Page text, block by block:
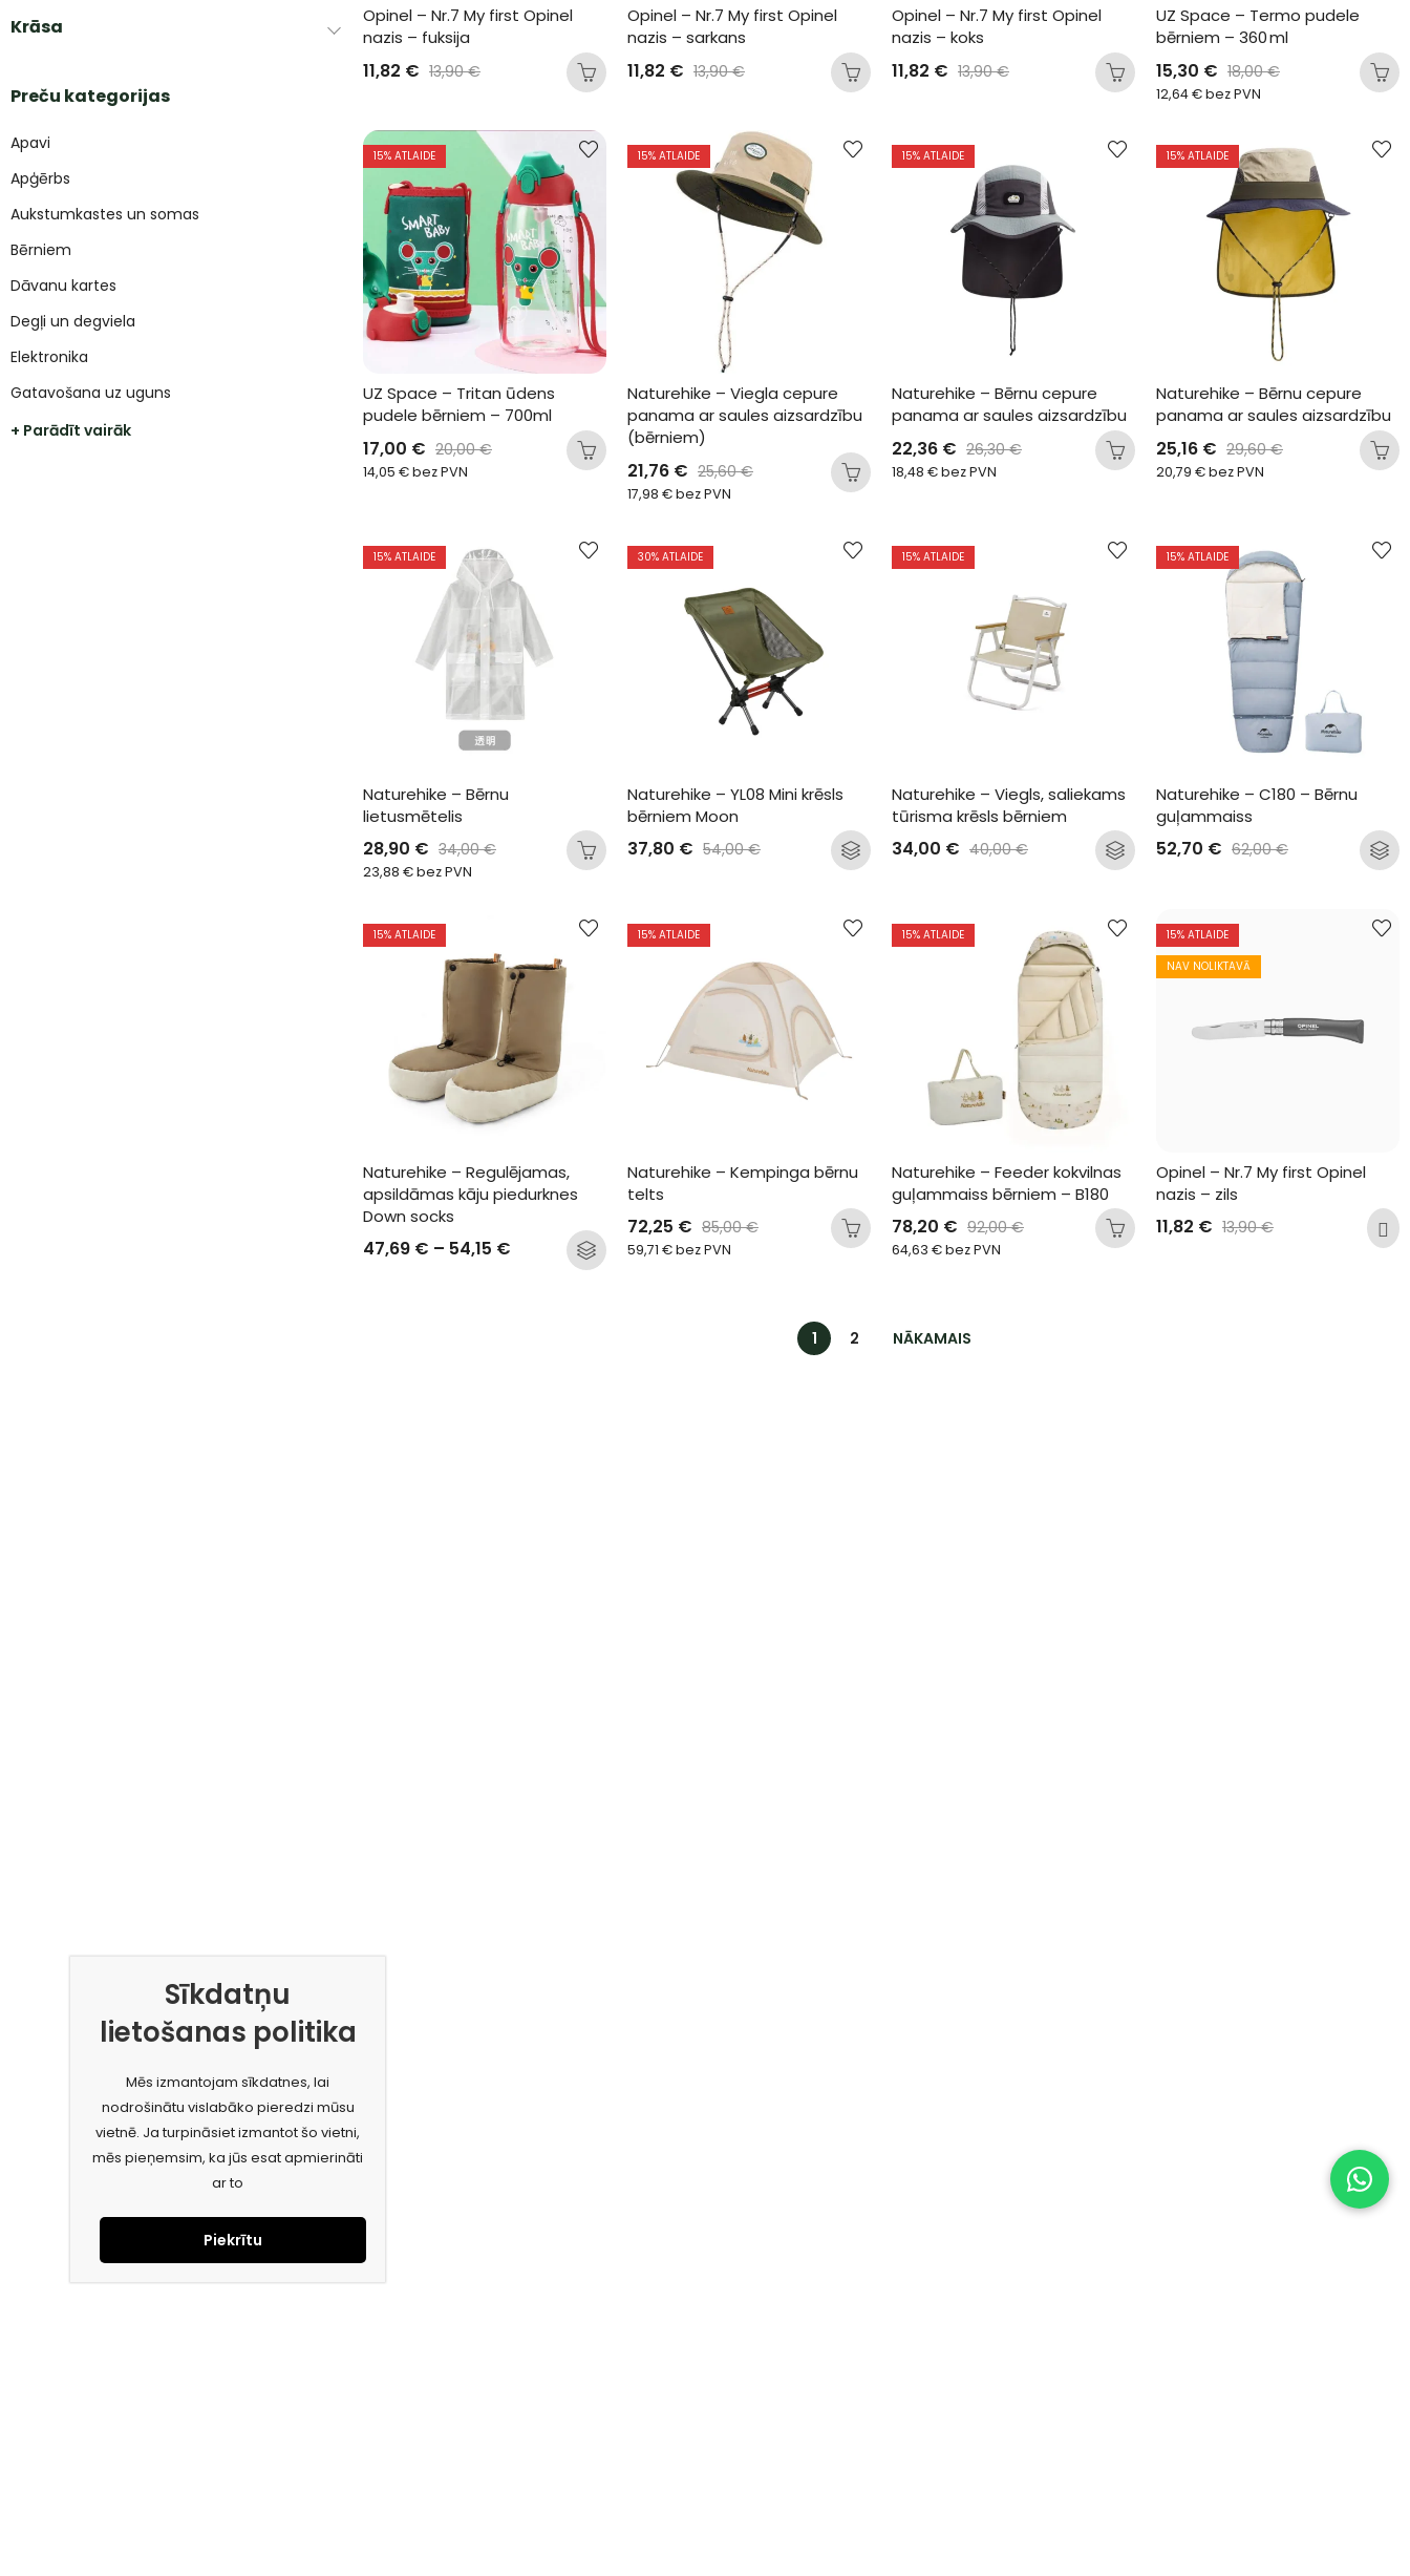
Opinel – Nr.7 My first Opinel
nazis – fuksija
11,82 € 13,90€
Opinel – Nr.7 My first Opinel
nazis – sarkans
11,82 € 13,90€
Opinel – Nr.7 My first Opinel
nazis – koks
11,82 € 13,90€
UZ Space – Termo pudele
bērniem – 360 ml
15,30 € 18,00€
12,64€bez PVN
15% ATLAIDE
UZ Space – Tritan ūdens
pudele bērniem – 700ml
17,00 € 20,00€
14,05 €bez PVN
15% ATLAIDE
Naturehike – Viegla cepure
panama ar saules aizsardzību
(bērniem)
21,76 € 25,60€
17,98 €bez PVN
15% ATLAIDE
Naturehike – Bērnu cepure
panama ar saules aizsardzību
22,36 € 26,30€
18,48 €bez PVN
15% ATLAIDE
Naturehike – Bērnu cepure
panama ar saules aizsardzību
25,16 € 29,60€
20,79 €bez PVN
15% ATLAIDE
Naturehike – Bērnu
lietusmētelis
28,90 € 34,00€
23,88 €bez PVN
30% ATLAIDE
Naturehike – YL08 Mini krēsls
bērniem Moon
37,80 € 54,00€
15% ATLAIDE
Naturehike – Viegls, saliekams
tūrisma krēsls bērniem
34,00 € 40,00€
15% ATLAIDE
Naturehike – C180 – Bērnu
guļammaiss
52,70 € 62,00€
15% ATLAIDE
Naturehike – Regulējamas,
apsildāmas kāju piedurknes
Down socks
47,69 € – 54,15 €
15% ATLAIDE
Naturehike – Kempinga bērnu
telts
72,25 € 85,00€
59,71 €bez PVN
15% ATLAIDE
Naturehike – Feeder kokvilnas
guļammaiss bērniem – B180
78,20 € 92,00€
64,63 €bez PVN
15% ATLAIDE
NAV NOLIKTAVĀ
Opinel – Nr.7 My first Opinel
nazis – zils
11,82 € 13,90€
1 2 NĀKAMAIS
Krāsa
Preču kategorijas
Apavi
Apģērbs
Aukstumkastes un somas
Bērniem
Dāvanu kartes
Degļi un degviela
Elektronika
Gatavošana uz uguns
+ Parādīt vairāk
Sīkdatņu
lietošanas politika
Mēs izmantojam sīkdatnes, lai
nodrošinātu vislabāko pieredzi mūsu
vietnē. Ja turpināsiet izmantot šo vietni,
mēs pieņemsim, ka jūs esat apmierināti
ar to
Piekrītu